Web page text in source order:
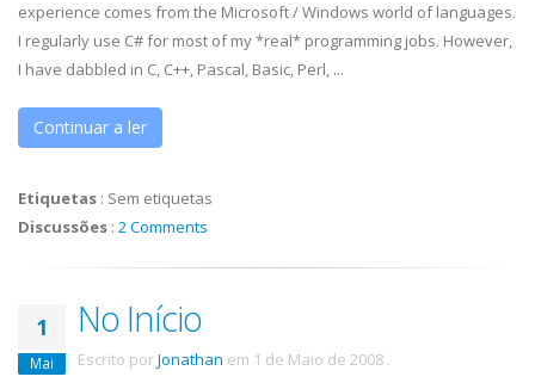
experience comes from the Microsoft / Windows world of languages.
I regularly use C# for most of my *real* programming jobs. However,
I have dabbled in C, C++, Pascal, Basic, Perl, ...
Continuar a ler
Etiquetas : Sem etiquetas
Discussões : 2 Comments
1
Mai
No Início
Escrito porJonathan em 1 de Maio de 2008 .